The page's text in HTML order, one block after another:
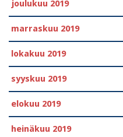
joulukuu 2019
marraskuu 2019
lokakuu 2019
syyskuu 2019
elokuu 2019
heinäkuu 2019